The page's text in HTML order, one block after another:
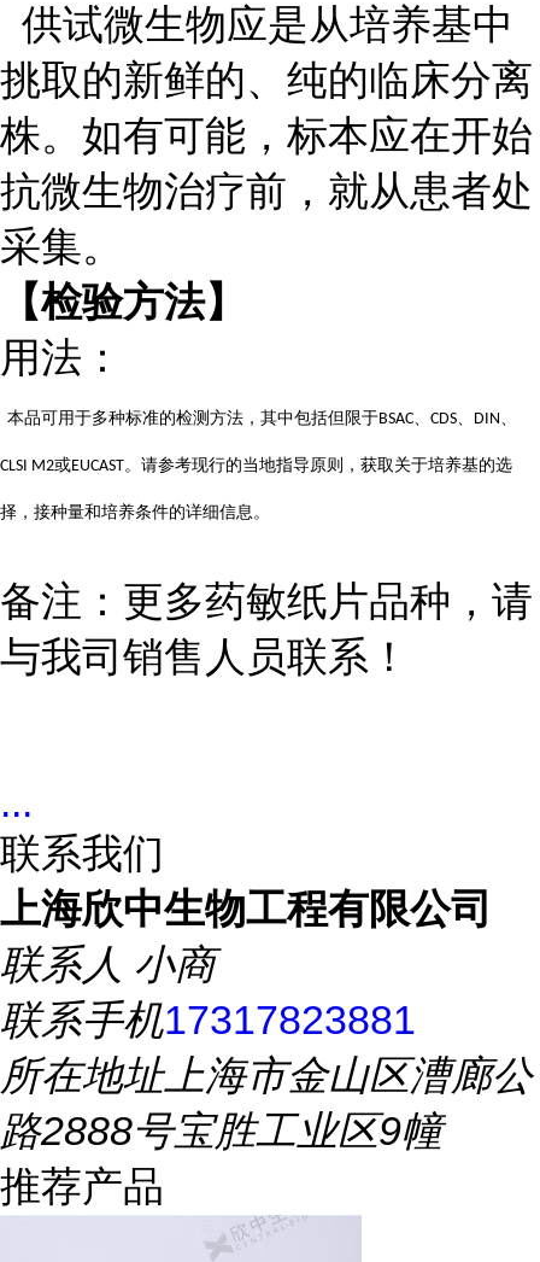
供试微生物应是从培养基中
挑取的新鲜的、纯的临床分离
株。如有可能，标本应在开始
抗微生物治疗前，就从患者处
采集。
【检验方法】
用法：
本品可用于多种标准的检测方法，其中包括但限于BSAC、 CDS、 DIN、
CLSI M2或EUCAST。请参考现行的当地指导原则，获取关于培养基的选
择，接种量和培养条件的详细信息。
备注：更多药敏纸片品种，请
与我司销售人员联系！
...
联系我们
上海欣中生物工程有限公司
联系人 小商
联系手机17317823881
所在地址上海市金山区漕廊公
路2888号宝胜工业区9幢
推荐产品